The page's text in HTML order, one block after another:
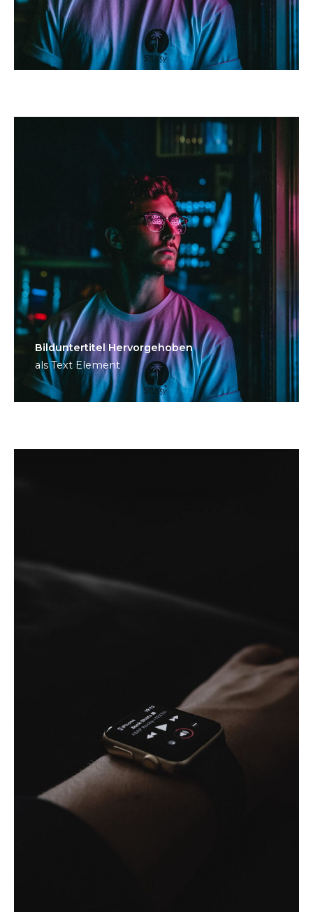
Bild­unter­titel Hervorgehoben
als Text Element